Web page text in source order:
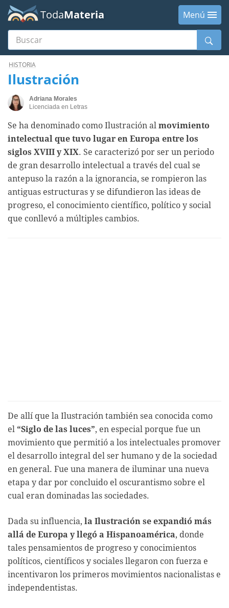
TodaMateria
Menú
Buscar
Menú
HISTORIA
Ilustración
Adriana Morales
Licenciada en Letras
Se ha denominado como Ilustración al movimiento
intelectual que tuvo lugar en Europa entre los
siglos XVIII y XIX. Se caracterizó por ser un periodo
de gran desarrollo intelectual a través del cual se
antepuso la razón a la ignorancia, se rompieron las
antiguas estructuras y se difundieron las ideas de
progreso, el conocimiento científico, político y social
que conllevó a múltiples cambios.
De allí que la Ilustración también sea conocida como
el “Siglo de las luces”, en especial porque fue un
movimiento que permitió a los intelectuales promover
el desarrollo integral del ser humano y de la sociedad
en general. Fue una manera de iluminar una nueva
etapa y dar por concluido el oscurantismo sobre el
cual eran dominadas las sociedades.
Dada su influencia, la Ilustración se expandió más
allá de Europa y llegó a Hispanoamérica, donde
tales pensamientos de progreso y conocimientos
políticos, científicos y sociales llegaron con fuerza e
incentivaron los primeros movimientos nacionalistas e
independentistas.